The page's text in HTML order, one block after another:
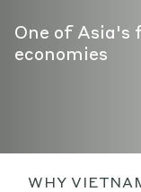
One of Asia's
economies
WHY